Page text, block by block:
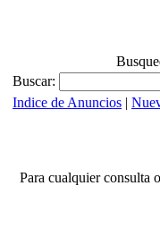
Buscar:
Indice de Anuncios |
Para cualquier consulta